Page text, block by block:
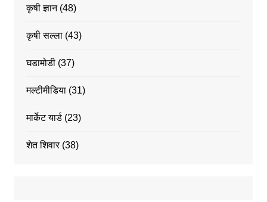
कृषी ज्ञान(48)
कृषी सल्ला(43)
घडामोडी(37)
मल्टीमीडिया(31)
मार्केट यार्ड(23)
शेत शिवार(38)